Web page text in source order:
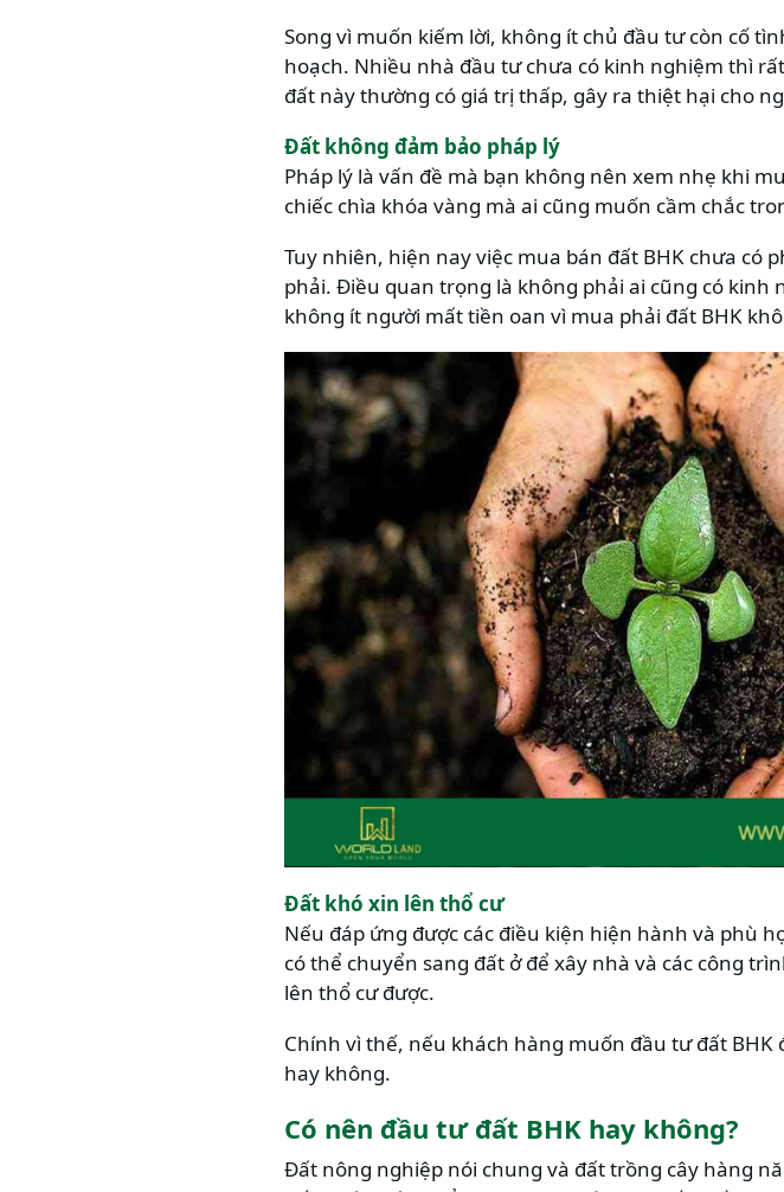
Song vì muốn kiếm lời, không ít chủ đầu tư còn cố
hoạch. Nhiều nhà đầu tư chưa có kinh nghiệm thì
đất này thường có giá trị thấp, gây ra thiệt hại cho
Đất không đảm bảo pháp lý
Pháp lý là vấn đề mà bạn không nên xem nhẹ khi
chiếc chìa khóa vàng mà ai cũng muốn cầm chắc
Tuy nhiên, hiện nay việc mua bán đất BHK chưa có
phải. Điều quan trọng là không phải ai cũng có
không ít người mất tiền oan vì mua phải đất BHK
Đất khó xin lên thổ cư
Nếu đáp ứng được các điều kiện hiện hành và phù
có thể chuyển sang đất ở để xây nhà và các công
lên thổ cư được.
Chính vì thế, nếu khách hàng muốn đầu tư đất
hay không.
Có nên đầu tư đất BHK hay không?
Đất nông nghiệp nói chung và đất trồng cây hàng